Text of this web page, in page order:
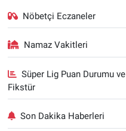
Nöbetçi Eczaneler
Namaz Vakitleri
Süper Lig Puan Durumu ve
Fikstür
Son Dakika Haberleri